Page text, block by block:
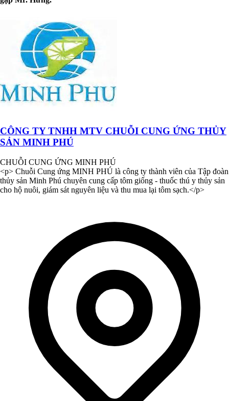
CÔNG TY TNHH MTV CHUỖI CUNG ỨNG THỦY
SẢN MINH PHÚ
CHUỖI CUNG ỨNG MINH PHÚ
<p> Chuỗi Cung ứng MINH PHÚ là công ty thành viên của Tập đoàn
thủy sản Minh Phú chuyên cung cấp tôm giống - thuốc thú y thủy sản
cho hộ nuôi, giám sát nguyên liệu và thu mua lại tôm sạch.</p>